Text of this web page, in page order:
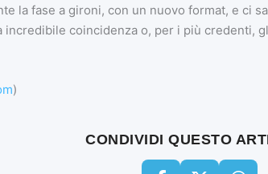
la fase a gironi, con un nuovo format, e ci
incredibile coincidenza o, per i più credenti,
)
CONDIVIDI QUESTO